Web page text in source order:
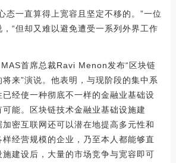
态一直算得上宽容且坚定不移的。”一位
“但却又难以避免遭受一系列外界工作
首席总裁Ravi Menon发布“区块链
来”演说。他表明，与现阶段的集中系
经使一种彻底不一样的金融业基础设
能。区块链技术金融业基础设施建
密互联网还可以潜在地提高多元性和
样经营规模的企业，乃至本人都能够直
建设后，大量的市场竞争与宽容即可